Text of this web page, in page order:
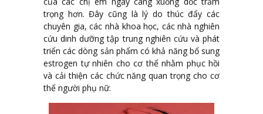
trọng hơn. Đây cũng là lý do thúc đẩy các
chuyên gia, các nhà khoa học, các nhà nghiên
cứu dinh dưỡng tập trung nghiên cứu và phát
triển các dòng sản phẩm có khả năng bổ sung
estrogen tự nhiên cho cơ thể nhằm phục hồi
và cải thiện các chức năng quan trọng cho cơ
thể người phụ nữ.